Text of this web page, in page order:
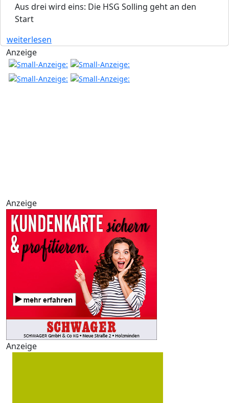
Aus drei wird eins: Die HSG Solling geht an den
Start
weiterlesen
Anzeige
Anzeige
Anzeige